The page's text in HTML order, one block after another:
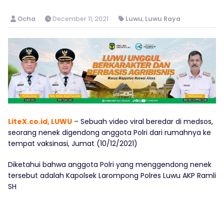
Ocha December 11, 2021 Luwu, Luwu Raya
LiteX.co.id, LUWU – Sebuah video viral beredar di medsos,
seorang nenek digendong anggota Polri dari rumahnya ke
tempat vaksinasi, Jumat (10/12/2021)
Diketahui bahwa anggota Polri yang menggendong nenek
tersebut adalah Kapolsek Larompong Polres Luwu AKP Ramli
SH